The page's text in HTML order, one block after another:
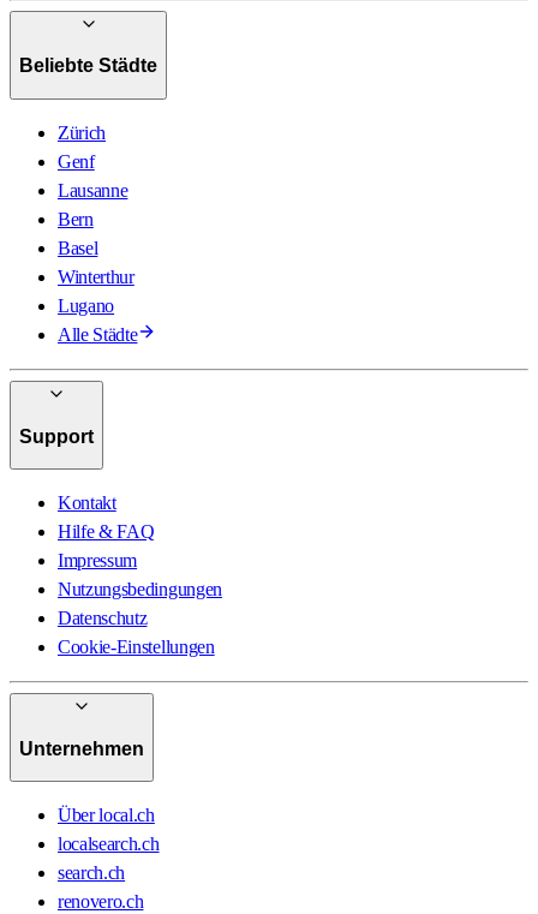
Beliebte Städte
Zürich
Genf
Lausanne
Bern
Basel
Winterthur
Lugano
Alle Städte
Support
Kontakt
Hilfe & FAQ
Impressum
Nutzungsbedingungen
Datenschutz
Cookie-Einstellungen
Unternehmen
Über local.ch
localsearch.ch
search.ch
renovero.ch